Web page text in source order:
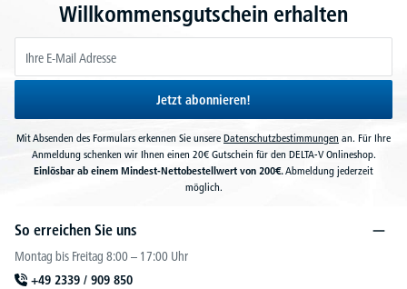
Willkommensgutschein erhalten
Jetzt abonnieren!
Mit Absenden des Formulars erkennen Sie unsere Datenschutzbestimmungen an. Für Ihre
Anmeldung schenken wir Ihnen einen 20€ Gutschein für den DELTA-V Onlineshop.
Einlösbar ab einem Mindest-Nettobestellwert von 200€.Abmeldung jederzeit
möglich.
So erreichen Sie uns
Montag bis Freitag 8:00 – 17:00 Uhr
+49 2339 / 909 850